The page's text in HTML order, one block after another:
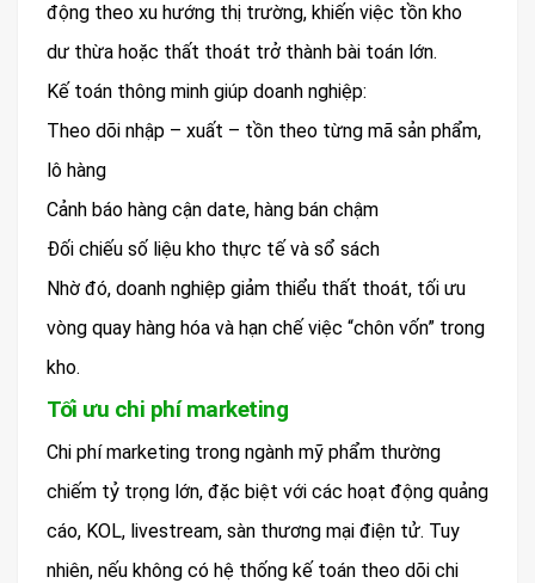
động theo xu hướng thị trường, khiến việc tồn kho
dư thừa hoặc thất thoát trở thành bài toán lớn.
Kế toán thông minh giúp doanh nghiệp:
Theo dõi nhập – xuất – tồn theo từng mã sản phẩm,
lô hàng
Cảnh báo hàng cận date, hàng bán chậm
Đối chiếu số liệu kho thực tế và sổ sách
Nhờ đó, doanh nghiệp giảm thiểu thất thoát, tối ưu
vòng quay hàng hóa và hạn chế việc “chôn vốn” trong
kho.
Tối ưu chi phí marketing
Chi phí marketing trong ngành mỹ phẩm thường
chiếm tỷ trọng lớn, đặc biệt với các hoạt động quảng
cáo, KOL, livestream, sàn thương mại điện tử. Tuy
nhiên, nếu không có hệ thống kế toán theo dõi chi